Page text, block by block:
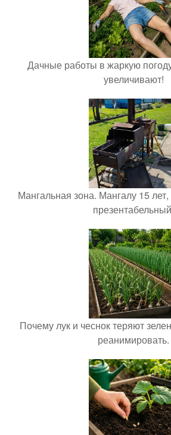
Дачные работы в жаркую
увеличивают!
Мангальная зона. Мангалу 15
Почему лук и чеснок теряют
реанимировать.